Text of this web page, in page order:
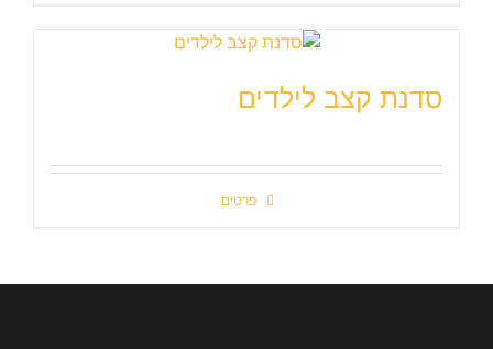
סדנת קצב לילדים
פרטים